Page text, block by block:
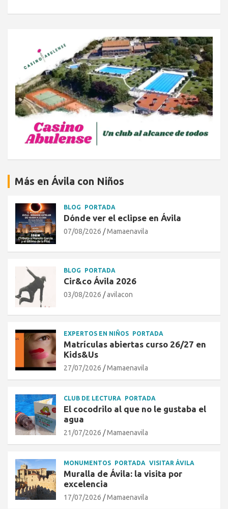
Más en Ávila con Niños
BLOG PORTADA
Dónde ver el eclipse en Ávila
07/08/2026 Mamaenavila
BLOG PORTADA
Cir&co Ávila 2026
03/08/2026 avilacon
EXPERTOS EN NIÑOS PORTADA
Matrículas abiertas curso 26/27 en
Kids&Us
27/07/2026 Mamaenavila
CLUB DE LECTURA PORTADA
El cocodrilo al que no le gustaba el
agua
21/07/2026 Mamaenavila
MONUMENTOS PORTADA VISITAR ÁVILA
Muralla de Ávila: la visita por
excelencia
17/07/2026 Mamaenavila